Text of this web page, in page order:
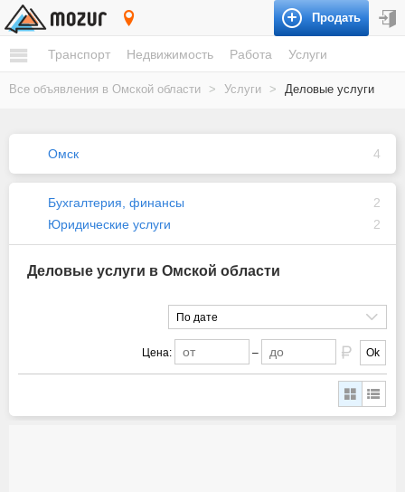
Продать
Транспорт Недвижимость Работа Услуги
Все объявления в Омской области > Услуги > Деловые услуги
Омск 4
Бухгалтерия, финансы
2
Юридические услуги
2
Деловые услуги в Омской области
По дате
Цена: – Ok